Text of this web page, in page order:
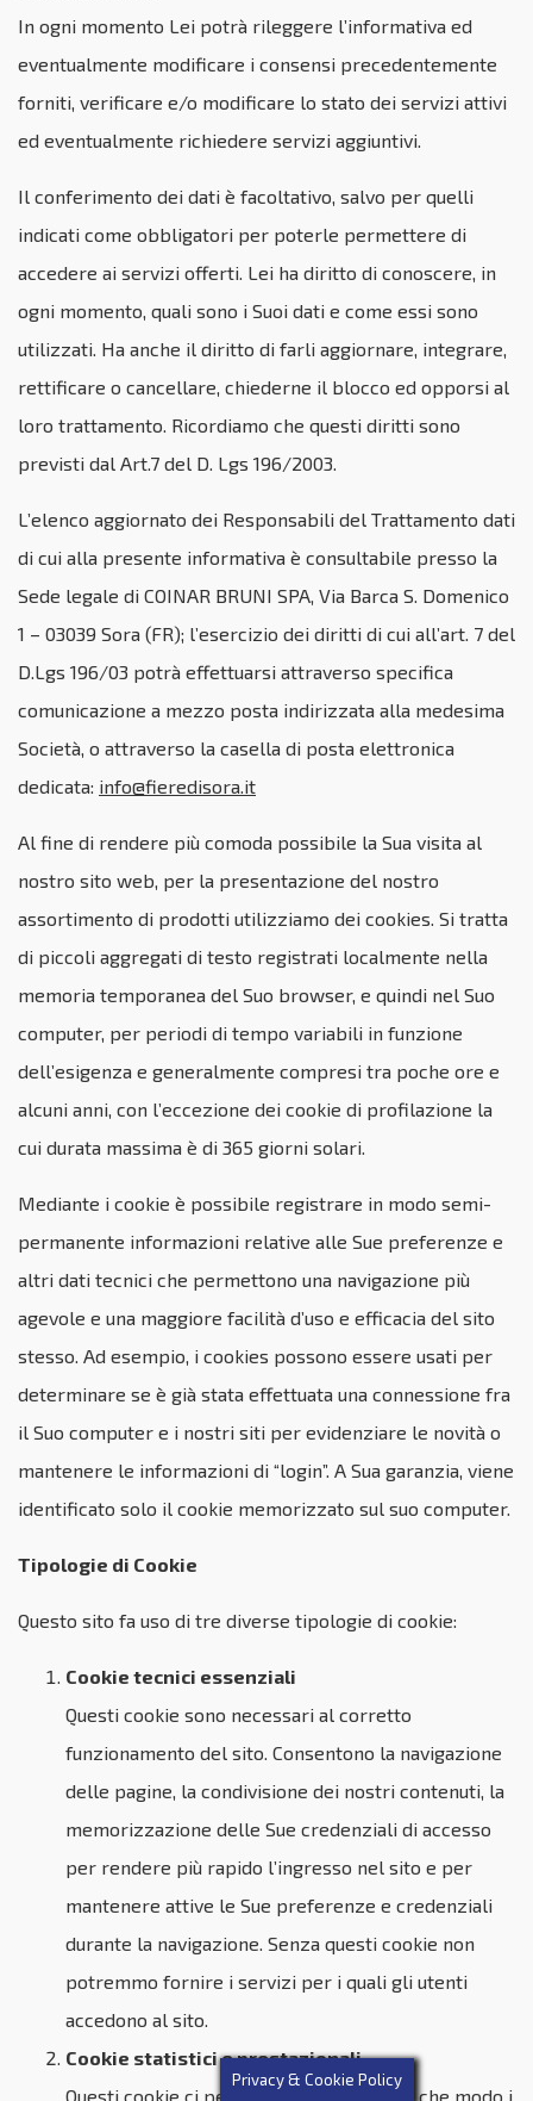
In ogni momento Lei potrà rileggere l’informativa ed
eventualmente modificare i consensi precedentemente
forniti, verificare e/o modificare lo stato dei servizi attivi
ed eventualmente richiedere servizi aggiuntivi.
Il conferimento dei dati è facoltativo, salvo per quelli
indicati come obbligatori per poterle permettere di
accedere ai servizi offerti. Lei ha diritto di conoscere, in
ogni momento, quali sono i Suoi dati e come essi sono
utilizzati. Ha anche il diritto di farli aggiornare, integrare,
rettificare o cancellare, chiederne il blocco ed opporsi al
loro trattamento. Ricordiamo che questi diritti sono
previsti dal Art.7 del D. Lgs 196/2003.
L’elenco aggiornato dei Responsabili del Trattamento dati
di cui alla presente informativa è consultabile presso la
Sede legale di COINAR BRUNI SPA, Via Barca S. Domenico
1 – 03039 Sora (FR); l’esercizio dei diritti di cui all’art. 7 del
D.Lgs 196/03 potrà effettuarsi attraverso specifica
comunicazione a mezzo posta indirizzata alla medesima
Società, o attraverso la casella di posta elettronica
dedicata: info@fieredisora.it
Al fine di rendere più comoda possibile la Sua visita al
nostro sito web, per la presentazione del nostro
assortimento di prodotti utilizziamo dei cookies. Si tratta
di piccoli aggregati di testo registrati localmente nella
memoria temporanea del Suo browser, e quindi nel Suo
computer, per periodi di tempo variabili in funzione
dell’esigenza e generalmente compresi tra poche ore e
alcuni anni, con l’eccezione dei cookie di profilazione la
cui durata massima è di 365 giorni solari.
Mediante i cookie è possibile registrare in modo semi-
permanente informazioni relative alle Sue preferenze e
altri dati tecnici che permettono una navigazione più
agevole e una maggiore facilità d’uso e efficacia del sito
stesso. Ad esempio, i cookies possono essere usati per
determinare se è già stata effettuata una connessione fra
il Suo computer e i nostri siti per evidenziare le novità o
mantenere le informazioni di “login”. A Sua garanzia, viene
identificato solo il cookie memorizzato sul suo computer.
Tipologie di Cookie
Questo sito fa uso di tre diverse tipologie di cookie:
Cookie tecnici essenziali
Questi cookie sono necessari al corretto
funzionamento del sito. Consentono la navigazione
delle pagine, la condivisione dei nostri contenuti, la
memorizzazione delle Sue credenziali di accesso
per rendere più rapido l’ingresso nel sito e per
mantenere attive le Sue preferenze e credenziali
durante la navigazione. Senza questi cookie non
potremmo fornire i servizi per i quali gli utenti
accedono al sito.
Cookie statistici e prestazionali
Questi cookie ci permettono di sapere in che modo i
Privacy & Cookie Policy